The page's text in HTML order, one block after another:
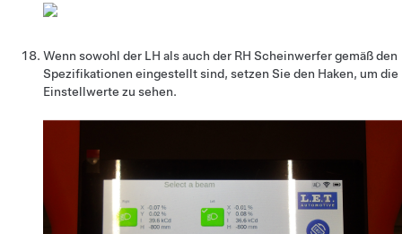
Wenn sowohl der LH als auch der RH Scheinwerfer gemäß den
Spezifikationen eingestellt sind, setzen Sie den Haken, um die
Einstellwerte zu sehen.